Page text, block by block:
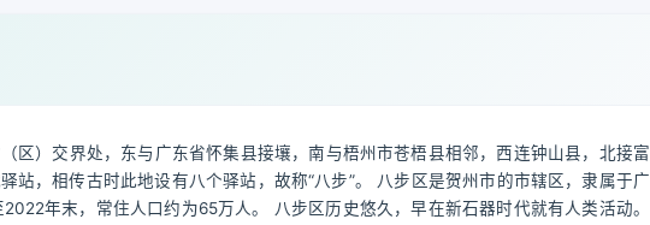
区）交界处，东与广东省怀集县接壤，南与梧州市苍梧县相邻，西连钟山县，北接富
站，相传古时此地设有八个驿站，故称“八步”。 八步区是贺州市的市辖区，隶属于广
年末，常住人口约为65万人。 八步区历史悠久，早在新石器时代就有人类活动。